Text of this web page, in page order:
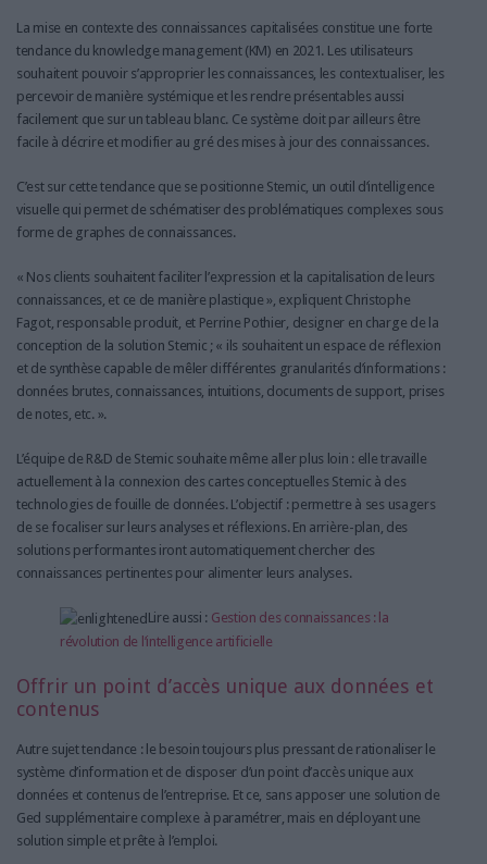
La mise en contexte des connaissances capitalisées constitue une forte
tendance du knowledge management (KM) en 2021. Les utilisateurs
souhaitent pouvoir s’approprier les connaissances, les contextualiser, les
percevoir de manière systémique et les rendre présentables aussi
facilement que sur un tableau blanc. Ce système doit par ailleurs être
facile à décrire et modifier au gré des mises à jour des connaissances.
C’est sur cette tendance que se positionne Stemic, un outil d’intelligence
visuelle qui permet de schématiser des problématiques complexes sous
forme de graphes de connaissances.
« Nos clients souhaitent faciliter l’expression et la capitalisation de leurs
connaissances, et ce de manière plastique », expliquent Christophe
Fagot, responsable produit, et Perrine Pothier, designer en charge de la
conception de la solution Stemic ; « ils souhaitent un espace de réflexion
et de synthèse capable de mêler différentes granularités d’informations :
données brutes, connaissances, intuitions, documents de support, prises
de notes, etc. ».
L’équipe de R&D de Stemic souhaite même aller plus loin : elle travaille
actuellement à la connexion des cartes conceptuelles Stemic à des
technologies de fouille de données. L’objectif : permettre à ses usagers
de se focaliser sur leurs analyses et réflexions. En arrière-plan, des
solutions performantes iront automatiquement chercher des
connaissances pertinentes pour alimenter leurs analyses.
Lire aussi : Gestion des connaissances : la
révolution de l’intelligence artificielle
Offrir un point d’accès unique aux données et
contenus
Autre sujet tendance : le besoin toujours plus pressant de rationaliser le
système d’information et de disposer d’un point d’accès unique aux
données et contenus de l’entreprise. Et ce, sans apposer une solution de
Ged supplémentaire complexe à paramétrer, mais en déployant une
solution simple et prête à l’emploi.